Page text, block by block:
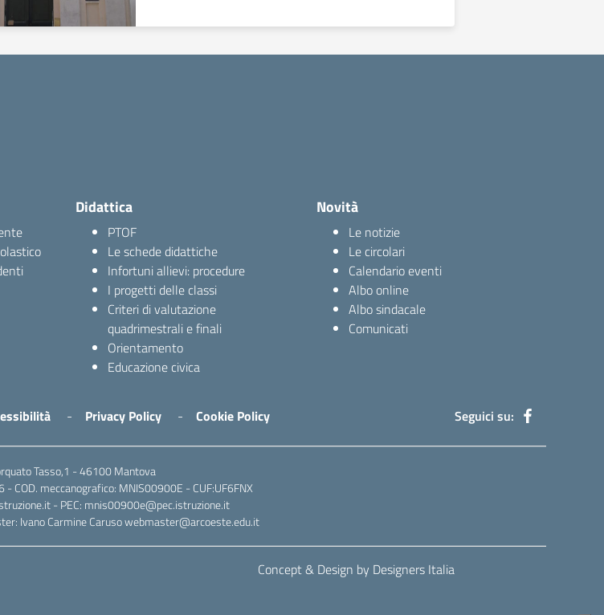
Didattica
PTOF
Le schede didattiche
Infortuni allievi: procedure
I progetti delle classi
Criteri di valutazione
quadrimestrali e finali
Orientamento
Educazione civica
Novità
Le notizie
Le circolari
Calendario eventi
Albo online
Albo sindacale
Comunicati
Privacy Policy Cookie Policy Seguici su:
Tasso,1 - 46100 Mantova
COD. meccanografico: MNIS00900E - CUF:UF6FNX
- PEC: mnis00900e@pec.istruzione.it
Ivano Carmine Caruso webmaster@arcoeste.edu.it
Concept & Design by Designers Italia